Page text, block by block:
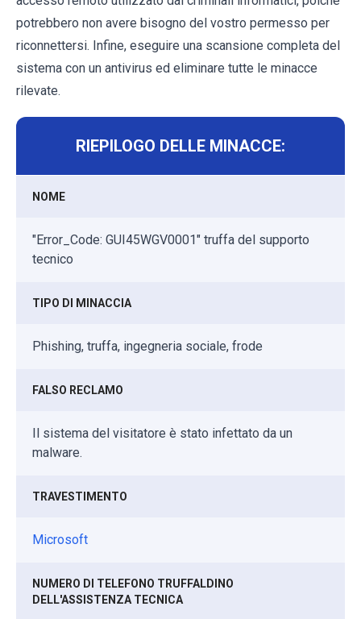
potrebbero non avere bisogno del vostro permesso per
riconnettersi. Infine, eseguire una scansione completa del
sistema con un antivirus ed eliminare tutte le minacce
rilevate.
RIEPILOGO DELLE MINACCE:
NOME
"Error_Code: GUI45WGV0001" truffa del supporto
tecnico
TIPO DI MINACCIA
Phishing, truffa, ingegneria sociale, frode
FALSO RECLAMO
Il sistema del visitatore è stato infettato da un
malware.
TRAVESTIMENTO
Microsoft
NUMERO DI TELEFONO TRUFFALDINO
DELL'ASSISTENZA TECNICA